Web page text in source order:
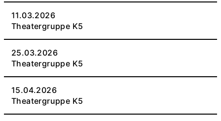
11.03.2026
Theatergruppe K5
25.03.2026
Theatergruppe K5
15.04.2026
Theatergruppe K5